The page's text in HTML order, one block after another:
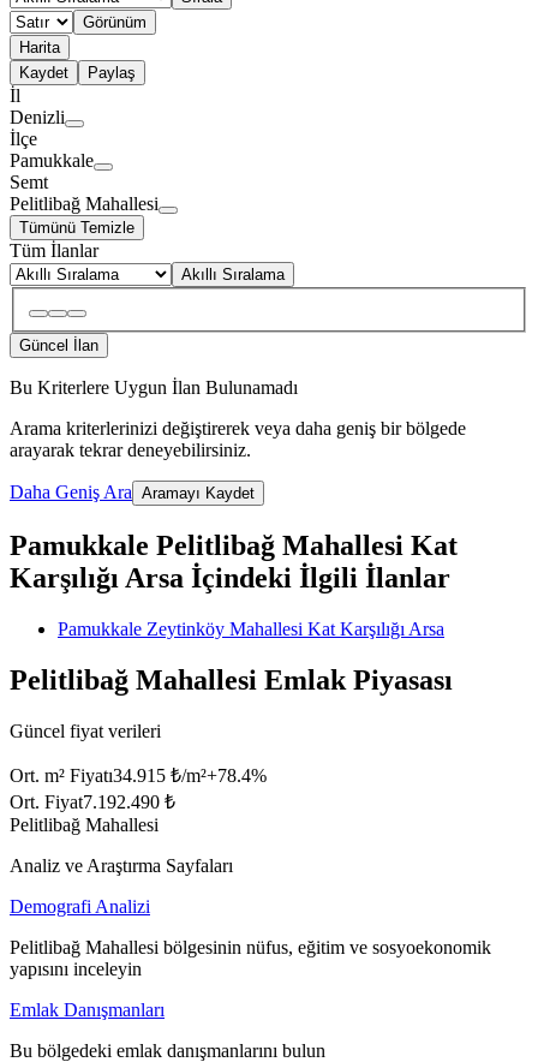
Görünüm
Harita
Kaydet
Paylaş
İl
Denizli
İlçe
Pamukkale
Semt
Pelitlibağ Mahallesi
Tümünü Temizle
Tüm İlanlar
Akıllı Sıralama
Güncel İlan
Bu Kriterlere Uygun İlan Bulunamadı
Arama kriterlerinizi değiştirerek veya daha geniş bir bölgede
arayarak tekrar deneyebilirsiniz.
Daha Geniş Ara Aramayı Kaydet
Pamukkale Pelitlibağ Mahallesi Kat
Karşılığı Arsa İçindeki İlgili İlanlar
Pamukkale Zeytinköy Mahallesi Kat Karşılığı Arsa
Pelitlibağ Mahallesi Emlak Piyasası
Güncel fiyat verileri
Ort. m² Fiyatı34.915 ₺/m²+78.4%
Ort. Fiyat7.192.490 ₺
Pelitlibağ Mahallesi
Analiz ve Araştırma Sayfaları
Demografi Analizi
Pelitlibağ Mahallesi bölgesinin nüfus, eğitim ve sosyoekonomik
yapısını inceleyin
Emlak Danışmanları
Bu bölgedeki emlak danışmanlarını bulun